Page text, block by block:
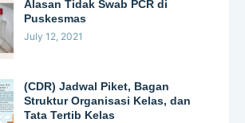
Alasan Tidak Swab PCR di
Puskesmas
July 12, 2021
(CDR) Jadwal Piket, Bagan
Struktur Organisasi Kelas, dan
Tata Tertib Kelas